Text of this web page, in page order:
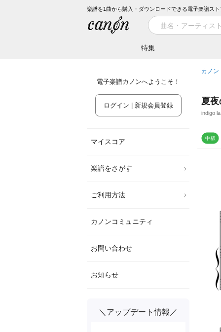
楽譜を1曲から購入・ダウンロードできる電子楽譜スト
特集
電子楽譜カノンへようこそ！
ログイン | 新規会員登録
マイスコア
楽譜をさがす
ご利用方法
カノンコミュニティ
お問い合わせ
お知らせ
＼アップデート情報／
カノン
夏
indigo